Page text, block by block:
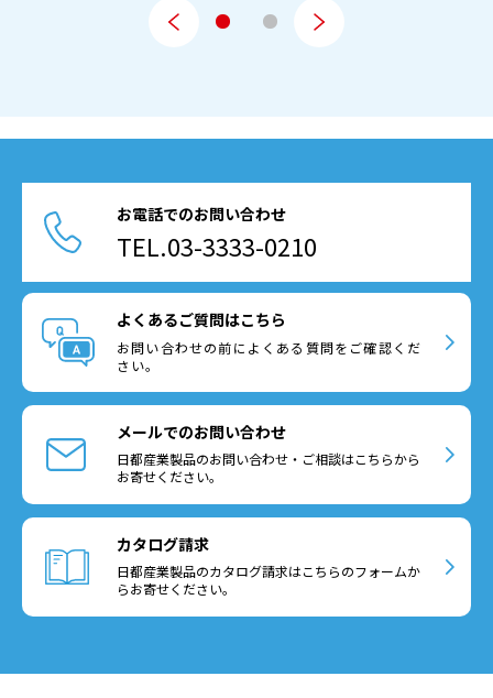
お電話でのお問い合わせ
TEL.03-3333-0210
よくあるご質問はこちら
お問い合わせの前によくある質問をご確認くだ
さい。
メールでのお問い合わせ
日都産業製品のお問い合わせ・ご相談はこちらから
お寄せください。
カタログ請求
日都産業製品のカタログ請求はこちらのフォームか
らお寄せください。